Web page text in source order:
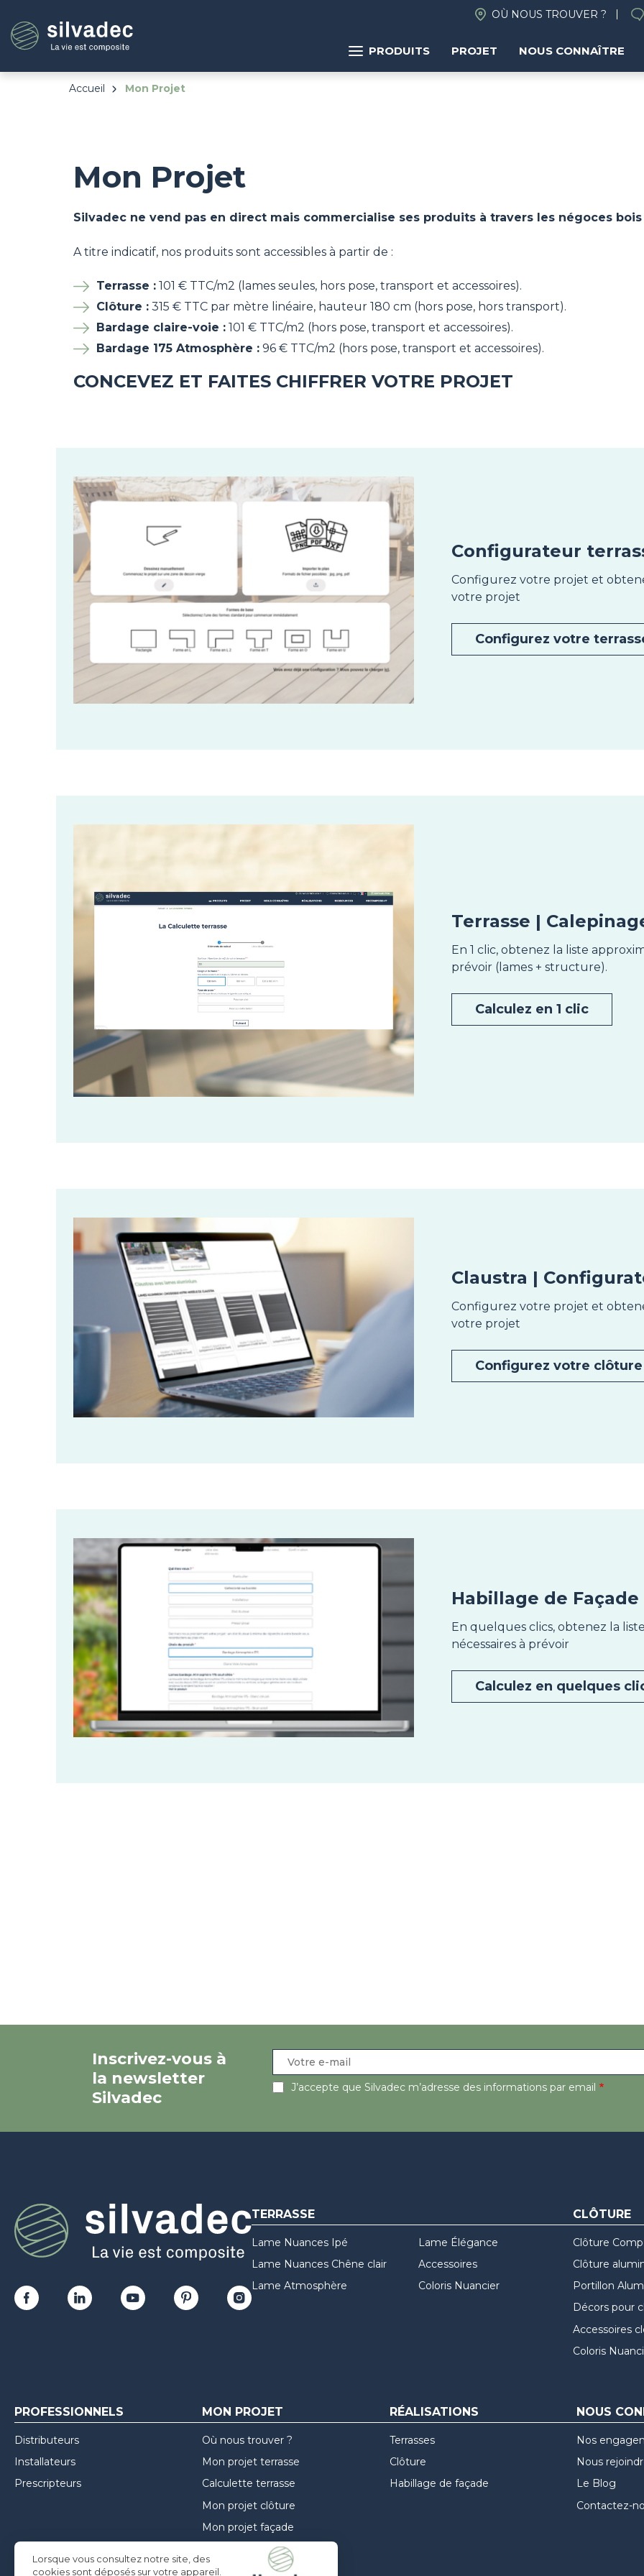
au
contenu
principal
OÙ NOUS TROUVER ?
PRODUITS PROJET NOUS CONNAÎTRE
Accueil Mon Projet
Mon Projet
Silvadec ne vend pas en direct mais commercialise ses produits à travers les négoces
A titre indicatif, nos produits sont accessibles à partir de :
Terrasse : 101 € TTC/m2 (lames seules, hors pose, transport et accessoires).
Clôture : 315 € TTC par mètre linéaire, hauteur 180 cm (hors pose, hors transport).
Bardage claire-voie : 101 € TTC/m2 (hors pose, transport et accessoires).
Bardage 175 Atmosphère : 96 € TTC/m2 (hors pose, transport et accessoires).
CONCEVEZ ET FAITES CHIFFRER VOTRE PROJET
Image
Configurateur
Configurez votre projet et
votre projet
Configurez votre
Terrasse |
En 1 clic, obtenez la liste
prévoir (lames + structure).
Calculez en 1 clic
Claustra |
Configurez votre projet et
votre projet
Configurez votre
Image
Habillage de
En quelques clics, obtenez la
nécessaires à prévoir
Calculez en quelques
Inscrivez-vous à
la newsletter
Silvadec
J’accepte que Silvadec m’adresse des informations par email
TERRASSE
Lame Nuances Ipé
Lame Nuances Chêne clair
Lame Atmosphère
Lame Élégance
Accessoires
Coloris Nuancier
CLÔTURE
Clôture
Clôture
Portillon
Décors pour
Accessoires
Coloris
PROFESSIONNELS
Distributeurs
Installateurs
Prescripteurs
MON PROJET
Où nous trouver ?
Mon projet terrasse
Calculette terrasse
Mon projet clôture
Mon projet façade
Guide de choix
Inspirations
RÉALISATIONS
Terrasses
Clôture
Habillage de façade
NOUS
Nos
Nous
Le Blog
Contactez-
Lorsque vous consultez notre site, des
cookies sont déposés sur votre appareil.